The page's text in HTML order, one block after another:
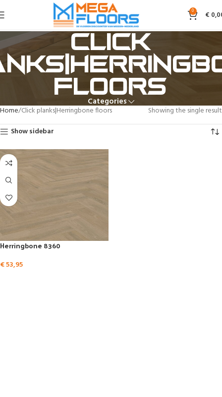
0 €
Click
floors
Categories
Home Click planks|Herringbone floors
Showing the single result
Show sidebar
Herringbone 8360
€53,95